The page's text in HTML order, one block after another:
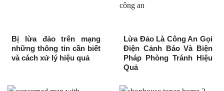
Bị lừa đảo trên mạng
những thông tin cần biết
và cách xử lý hiệu quả
Lừa Đảo Là Công An Gọi
Điện Cảnh Báo Và Biện
Pháp Phòng Tránh Hiệu
Quả